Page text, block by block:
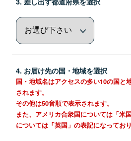
4. お届け先の国・地域を選択
国・地域名はアクセスの多い10の国と
されます。
その他は50音順で表示されます。
また、アメリカ合衆国については「米
については「英国」の表記になっており